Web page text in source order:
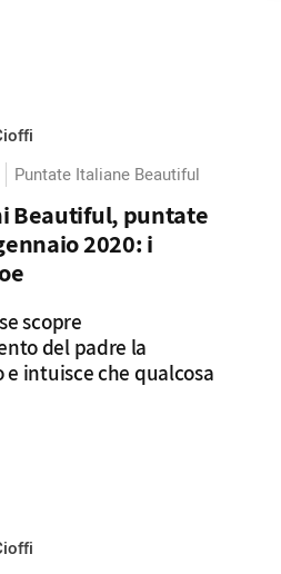
Puntate Italiane Beautiful
Beautiful, puntate
2020: i
scopre
del padre la
e intuisce che qualcosa